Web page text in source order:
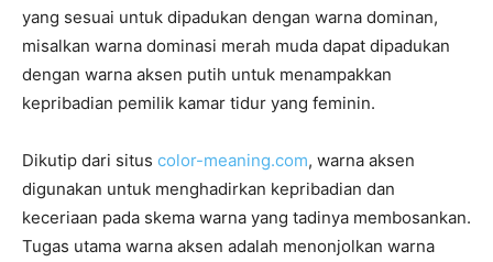
yang sesuai untuk dipadukan dengan warna dominan,
misalkan warna dominasi merah muda dapat dipadukan
dengan warna aksen putih untuk menampakkan
kepribadian pemilik kamar tidur yang feminin.
Dikutip dari situs color-meaning.com, warna aksen
digunakan untuk menghadirkan kepribadian dan
keceriaan pada skema warna yang tadinya membosankan.
Tugas utama warna aksen adalah menonjolkan warna